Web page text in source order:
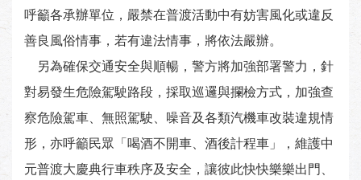
呼籲各承辦單位，嚴禁在普渡活動中有妨害風化或違反
善良風俗情事，若有違法情事，將依法嚴辦。
另為確保交通安全與順暢，警方將加強部署警力，針
對易發生危險駕駛路段，採取巡邏與攔檢方式，加強查
察危險駕車、無照駕駛、噪音及各類汽機車改裝違規情
形，亦呼籲民眾「喝酒不開車、酒後計程車」，維護中
元普渡大慶典行車秩序及安全，讓彼此快快樂樂出門、